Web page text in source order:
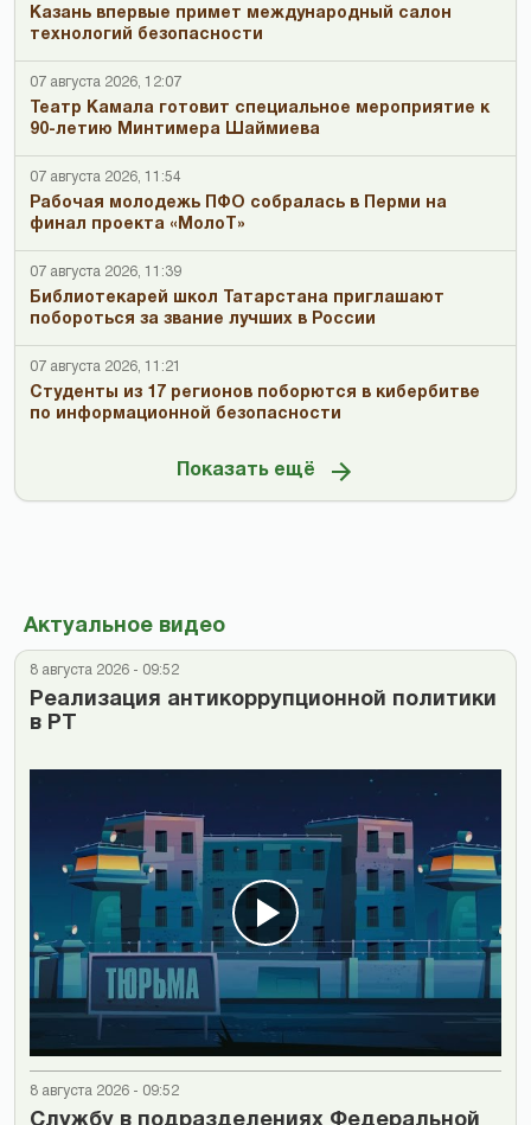
Казань впервые примет международный салон
технологий безопасности
07 августа 2026, 12:07
Театр Камала готовит специальное мероприятие к
90-летию Минтимера Шаймиева
07 августа 2026, 11:54
Рабочая молодежь ПФО собралась в Перми на
финал проекта «МолоТ»
07 августа 2026, 11:39
Библиотекарей школ Татарстана приглашают
побороться за звание лучших в России
07 августа 2026, 11:21
Студенты из 17 регионов поборются в кибербитве
по информационной безопасности
Показать ещё
Актуальное видео
8 августа 2026 - 09:52
Реализация антикоррупционной политики
в РТ
8 августа 2026 - 09:52
Cлужбу в подразделениях Федеральной